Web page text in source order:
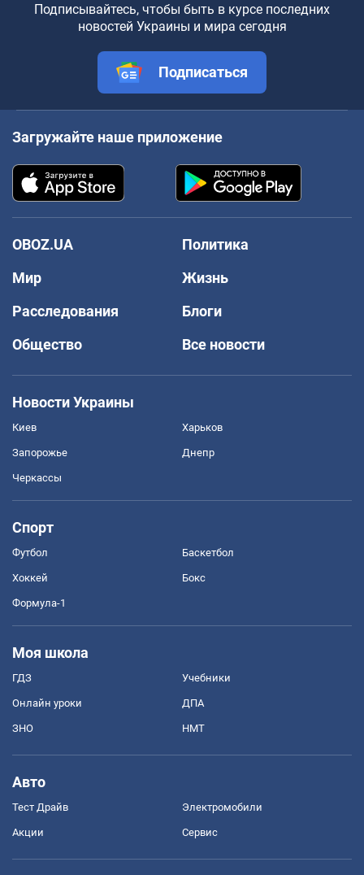
Подписывайтесь, чтобы быть в курсе последних
новостей Украины и мира сегодня
Подписаться
Загружайте наше приложение
OBOZ.UA
Политика
Мир
Жизнь
Расследования
Блоги
Общество
Все новости
Новости Украины
Киев Харьков
Запорожье Днепр
Черкассы
Спорт
Футбол Баскетбол
Хоккей Бокс
Формула-1
Моя школа
ГДЗ Учебники
Онлайн уроки ДПА
ЗНО НМТ
Авто
Тест Драйв Электромобили
Акции Сервис